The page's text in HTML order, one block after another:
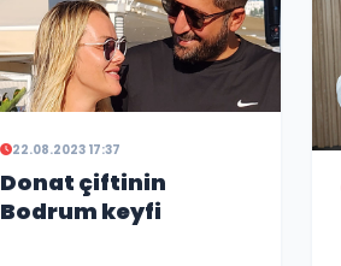
22.08.2023 17:37
Donat çiftinin
Bodrum keyfi